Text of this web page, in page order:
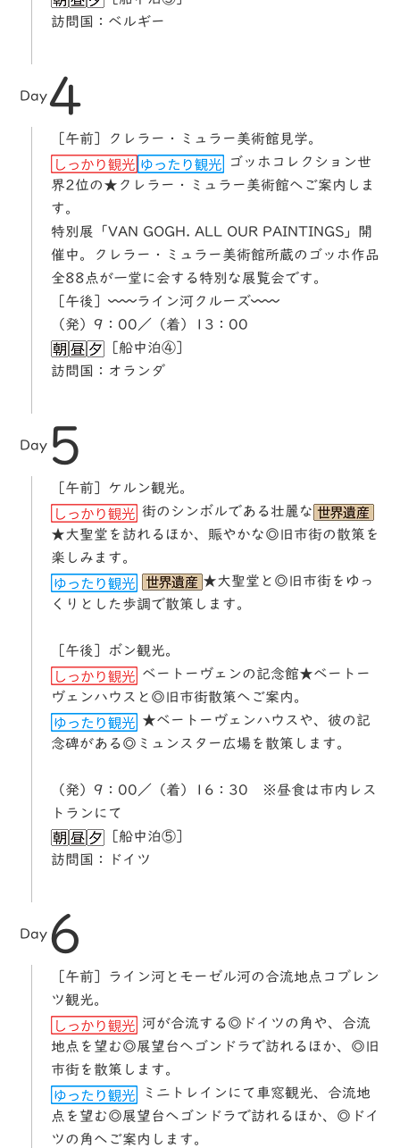
訪問国：ベルギー
Day4
［午前］クレラー・ミュラー美術館見学。
ゴッホコレクション世
界2位の★クレラー・ミュラー美術館へご案内しま
す。
特別展「VAN GOGH. ALL OUR PAINTINGS」開
催中。クレラー・ミュラー美術館所蔵のゴッホ作品
全88点が一堂に会する特別な展覧会です。
［午後］〰〰ライン河クルーズ〰〰
（発）9：00／（着）13：00
［船中泊④］
訪問国：オランダ
Day 5
［午前］ケルン観光。
街のシンボルである壮麗な
★大聖堂を訪れるほか、賑やかな◎旧市街の散策を
楽しみます。
★大聖堂と◎旧市街をゆっ
くりとした歩調で散策します。
［午後］ボン観光。
ベートーヴェンの記念館★ベートー
ヴェンハウスと◎旧市街散策へご案内。
★ベートーヴェンハウスや、彼の記
念碑がある◎ミュンスター広場を散策します。
（発）9：00／（着）16：30 ※昼食は市内レス
トランにて
［船中泊⑤］
訪問国：ドイツ
Day 6
［午前］ライン河とモーゼル河の合流地点コブレン
ツ観光。
河が合流する◎ドイツの角や、合流
地点を望む◎展望台へゴンドラで訪れるほか、◎旧
市街を散策します。
ミニトレインにて車窓観光、合流地
点を望む◎展望台へゴンドラで訪れるほか、◎ドイ
ツの角へご案内します。